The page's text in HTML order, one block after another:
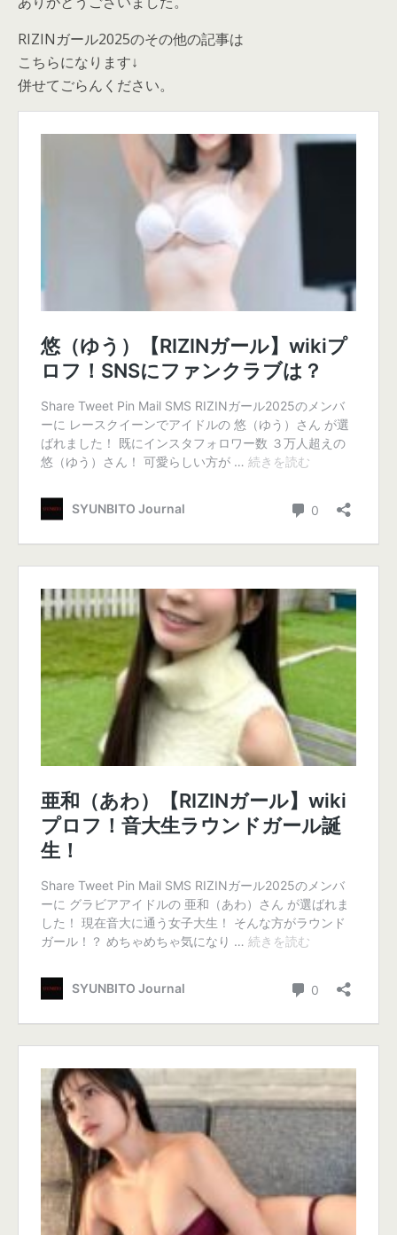
RIZINガール2025のその他の記事は
こちらになります↓
併せてごらんください。